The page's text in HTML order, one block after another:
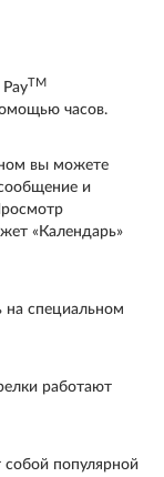
TM
часов.
вы можете
и
«Календарь»
на специальном
работают
собой популярной